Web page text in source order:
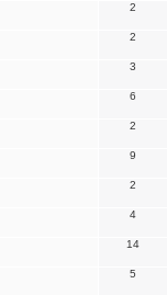
2
2
3
6
2
9
2
4
14
5